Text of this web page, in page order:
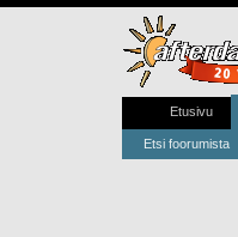
Etusivu
Etsi foorumista